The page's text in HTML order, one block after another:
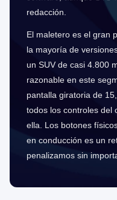
redacción.
El maletero es el gran
la mayoría de
un SUV de casi 4.800
razonable en este
pantalla giratoria de
todos los controles del
ella. Los botones
en conducción es un
penalizamos sin